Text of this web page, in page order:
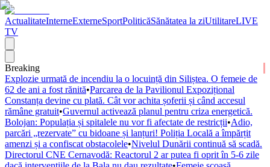
ActualitateInterneExterneSportPoliticăSănătatea la ziUtilitareLIVE
TV
Breaking
Explozie urmată de incendiu la o locuință din Siliștea. O femeie de
62 de ani a fost rănită•Parcarea de la Pavilionul Expozițional
Constanța devine cu plată. Cât vor achita șoferii și când accesul
rămâne gratuit•Guvernul activează planul pentru criza energetică.
Bolojan: Populația și spitalele nu vor fi afectate de restricții•Adio,
parcări „rezervate” cu bidoane și lanțuri! Poliția Locală a împărțit
amenzi și a confiscat obstacolele•Nivelul Dunării continuă să scadă.
Directorul CNE Cernavodă: Reactorul 2 ar putea fi oprit în 5-6 zile